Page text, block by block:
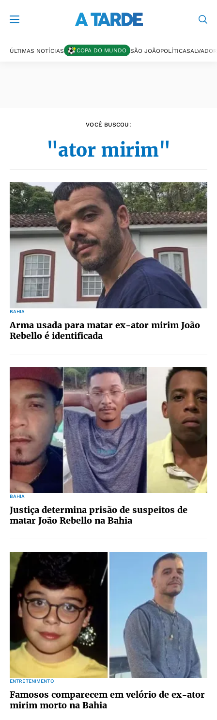
ÚLTIMAS NOTÍCIAS COPA DO MUNDO SÃO JOÃOPOLÍTICASALVADOR
VOCÊ BUSCOU:
"ator mirim"
BAHIA
Arma usada para matar ex-ator mirim João
Rebello é identificada
BAHIA
Justiça determina prisão de suspeitos de
matar João Rebello na Bahia
ENTRETENIMENTO
Famosos comparecem em velório de ex-ator
mirim morto na Bahia